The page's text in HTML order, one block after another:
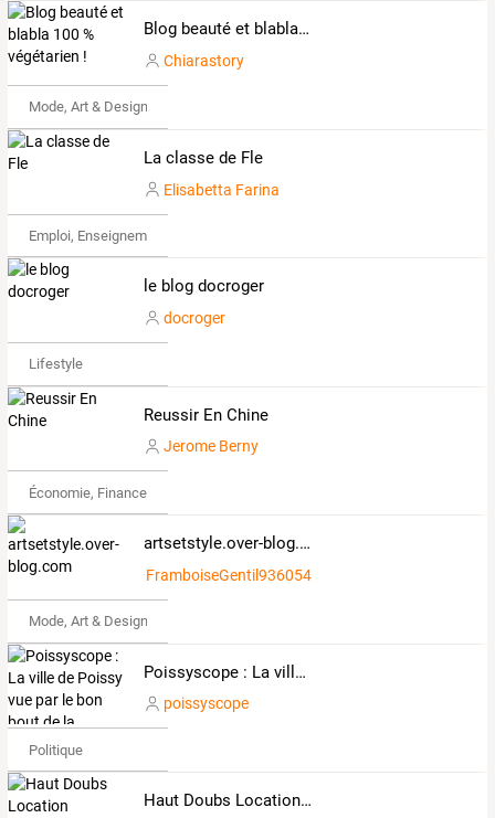
Blog beauté et blabla 100 % végétarien !
Chiarastory
Mode, Art & Design
La classe de Fle
Elisabetta Farina
Emploi, Enseignement & Etudes
le blog docroger
docroger
Lifestyle
Reussir En Chine
Jerome Berny
Économie, Finance & Droit
artsetstyle.over-blog.com
FramboiseGentil936054
Mode, Art & Design
Poissyscope : La ville de Poissy vue par le bon bout de la lorgnette
poissyscope
Politique
Haut Doubs Location Réception & Haut Doubs Com'Event